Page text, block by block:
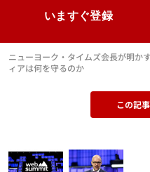
いますぐ登録
ニューヨーク・タイムズ会長が明
ィアは何を守るのか
この記